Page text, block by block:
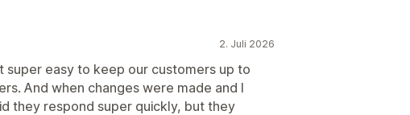
2. Juli 2026
super easy to keep our customers up to
And when changes were made and I
they respond super quickly, but they